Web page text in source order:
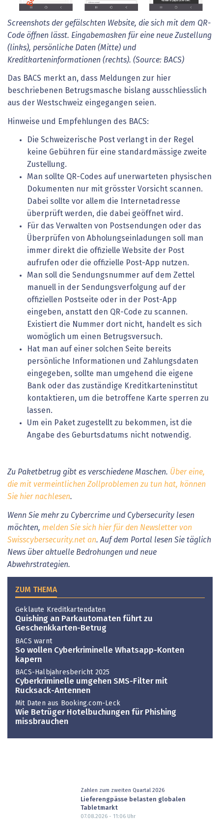
Screenshots der gefälschten Website, die sich mit dem QR-
Code öffnen lässt. Eingabemasken für eine neue Zustellung
(links), persönliche Daten (Mitte) und
Kreditkarteninformationen (rechts). (Source: BACS)
Das BACS merkt an, dass Meldungen zur hier
beschriebenen Betrugsmasche bislang ausschliesslich
aus der Westschweiz eingegangen seien.
Hinweise und Empfehlungen des BACS:
Die Schweizerische Post verlangt in der Regel
keine Gebühren für eine standardmässige zweite
Zustellung.
Man sollte QR-Codes auf unerwarteten physischen
Dokumenten nur mit grösster Vorsicht scannen.
Dabei sollte vor allem die Internetadresse
überprüft werden, die dabei geöffnet wird.
Für das Verwalten von Postsendungen oder das
Überprüfen von Abholungseinladungen soll man
immer direkt die offizielle Website der Post
aufrufen oder die offizielle Post-App nutzen.
Man soll die Sendungsnummer auf dem Zettel
manuell in der Sendungsverfolgung auf der
offiziellen Postseite oder in der Post-App
eingeben, anstatt den QR-Code zu scannen.
Existiert die Nummer dort nicht, handelt es sich
womöglich um einen Betrugsversuch.
Hat man auf einer solchen Seite bereits
persönliche Informationen und Zahlungsdaten
eingegeben, sollte man umgehend die eigene
Bank oder das zuständige Kreditkarteninstitut
kontaktieren, um die betroffene Karte sperren zu
lassen.
Um ein Paket zugestellt zu bekommen, ist die
Angabe des Geburtsdatums nicht notwendig.
Zu Paketbetrug gibt es verschiedene Maschen. Über eine,
die mit vermeintlichen Zollproblemen zu tun hat, können
Sie hier nachlesen.
Wenn Sie mehr zu Cybercrime und Cybersecurity lesen
möchten, melden Sie sich hier für den Newsletter von
Swisscybersecurity.net an. Auf dem Portal lesen Sie täglich
News über aktuelle Bedrohungen und neue
Abwehrstrategien.
ZUM THEMA
Geklaute Kreditkartendaten
Quishing an Parkautomaten führt zu
Geschenkkarten-Betrug
BACS warnt
So wollen Cyberkriminelle Whatsapp-Konten
kapern
BACS-Halbjahresbericht 2025
Cyberkriminelle umgehen SMS-Filter mit
Rucksack-Antennen
Mit Daten aus Booking.com-Leck
Wie Betrüger Hotelbuchungen für Phishing
missbrauchen
Zahlen zum zweiten Quartal 2026
Lieferengpässe belasten globalen
Tabletmarkt
07.08.2026 - 11:06Uhr